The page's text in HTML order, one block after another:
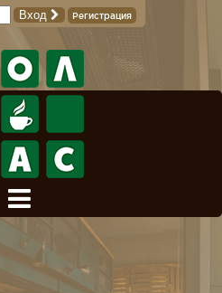
Вход Регистрация